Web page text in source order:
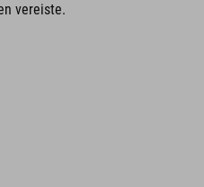
vereiste.